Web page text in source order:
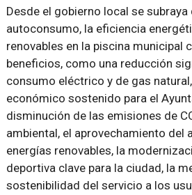
Desde el gobierno local se subraya
autoconsumo, la eficiencia
renovables en la piscina municipal
beneficios, como una reducción
consumo eléctrico y de gas
económico sostenido para el
disminución de las emisiones de
ambiental, el aprovechamiento del
energías renovables, la
deportiva clave para la ciudad, la
sostenibilidad del servicio a los